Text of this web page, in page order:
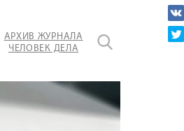
АРХИВ ЖУРНАЛА
ЧЕЛОВЕК ДЕЛА